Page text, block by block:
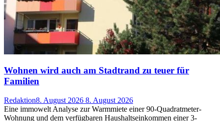
Wohnen wird auch am Stadtrand zu teuer für
Familien
Redaktion8. August 2026 8. August 2026
Eine immowelt Analyse zur Warmmiete einer 90-Quadratmeter-
Wohnung und dem verfügbaren Haushaltseinkommen einer 3-